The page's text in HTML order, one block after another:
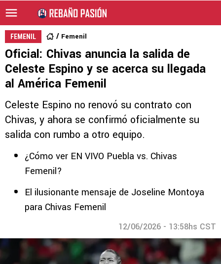
FEMENIL Femenil
Oficial: Chivas anuncia la salida de
Celeste Espino y se acerca su llegada
al América Femenil
Celeste Espino no renovó su contrato con
Chivas, y ahora se confirmó oficialmente su
salida con rumbo a otro equipo.
¿Cómo ver EN VIVO Puebla vs. Chivas
Femenil?
El ilusionante mensaje de Joseline Montoya
para Chivas Femenil
12/06/2026 - 13:58hs CST